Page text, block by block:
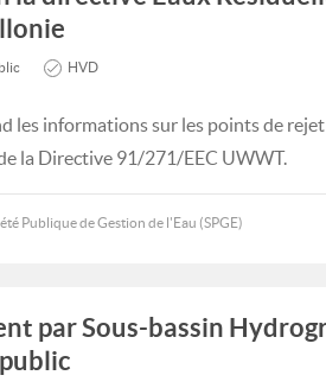
HVD
les informations sur les points de
la Directive 91/271/EEC UWWT.
Publique de Gestion de l'Eau (SPGE)
par Sous-bassin